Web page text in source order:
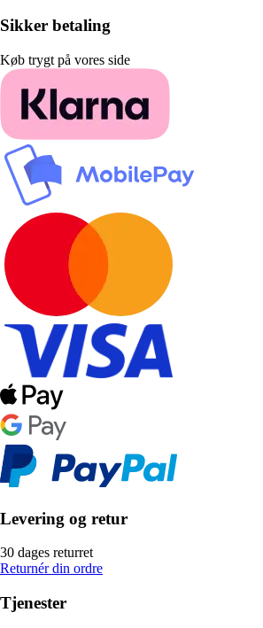
Sikker betaling
Køb trygt på vores side
Levering og retur
30 dages returret
Returnér din ordre
Tjenester